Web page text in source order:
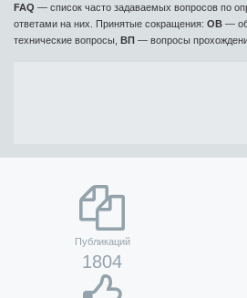
FAQ — список часто задаваемых вопросов по
ответами на них. Принятые сокращения: ОВ —
технические вопросы, ВП — вопросы
Публикаций
1804